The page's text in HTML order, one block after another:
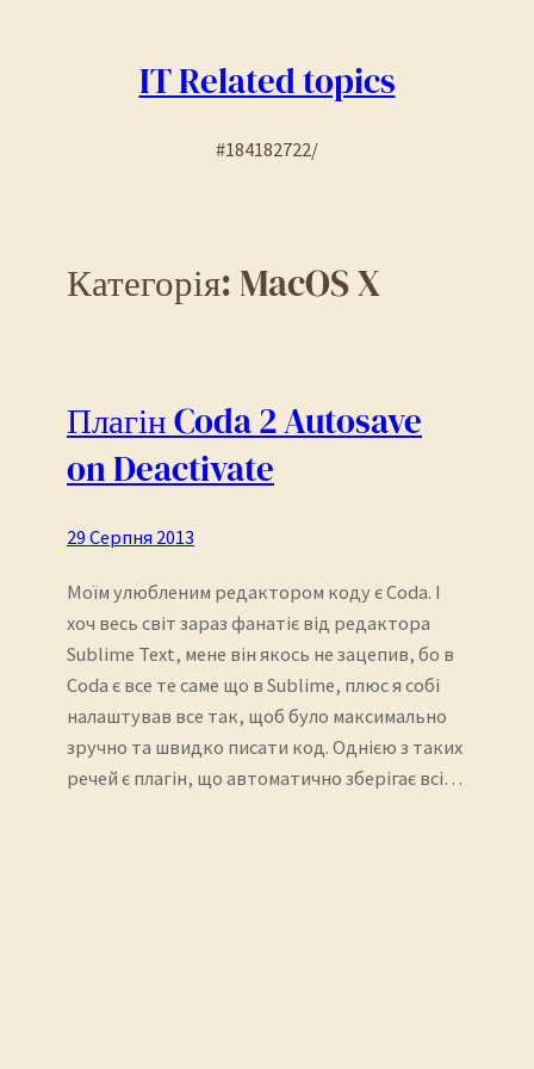
IT Related topics
#184182722/
Категорія:MacOS X
Плагін Coda 2 Autosave
on Deactivate
29 Серпня 2013
Моїм улюбленим редактором коду є Coda. І
хоч весь світ зараз фанатіє від редактора
Sublime Text, мене він якось не зацепив, бо в
Coda є все те саме що в Sublime, плюс я собі
налаштував все так, щоб було максимально
зручно та швидко писати код. Однією з таких
речей є плагін, що автоматично зберігає всі…